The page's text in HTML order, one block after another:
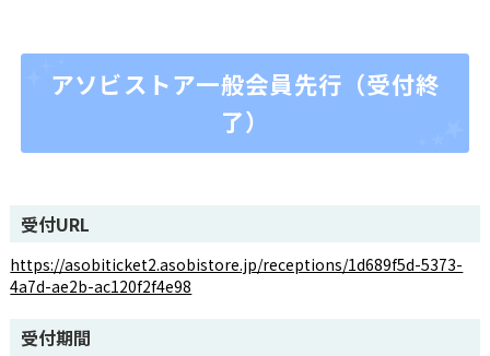
アソビストア一般会員先行（受付終
了）
受付URL
https://asobiticket2.asobistore.jp/receptions/1d689f5d-5373-
4a7d-ae2b-ac120f2f4e98
受付期間